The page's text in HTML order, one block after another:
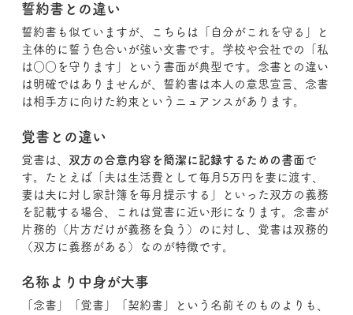
誓約書との違い
誓約書も似ていますが、こちらは「自分がこれを守る」と
主体的に誓う色合いが強い文書です。学校や会社での「私
は○○を守ります」という書面が典型です。念書との違い
は明確ではありませんが、誓約書は本人の意思宣言、念書
は相手方に向けた約束というニュアンスがあります。
覚書との違い
覚書は、 双方の合意内容を簡潔に記録するための書面 で
す。たとえば「夫は生活費として毎月5万円を妻に渡す、
妻は夫に対し家計簿を毎月提示する」といった双方の義務
を記載する場合、これは覚書に近い形になります。念書が
片務的（片方だけが義務を負う）のに対し、覚書は双務的
（双方に義務がある）なのが特徴です。
名称より中身が大事
「念書」「覚書」「契約書」という名前そのものよりも、